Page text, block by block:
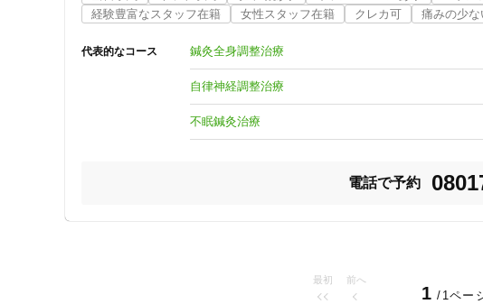
・お着替えやタオルなどのリネン類は徹底した衛生管理に努めています。
・営業時間中は常に換気扇を回し、頻回に窓を開け空気の循環をしており
・サロン入口に消毒液を設置し、患者様にはご来院時に手指消毒をお願い
・お手洗いではペーパータオルを使用していただいております。
・37.5度以上の発熱や咳などの風邪様症状がある場合は、必ず事前にお申
『かかりつけ鍼灸師』として皆さまに寄り添える鍼灸院を目指します
当サロンの鍼灸治療は、一般的によく行われる鍼をして、ビリビリと電
経験豊富なスタッフ在籍
女性スタッフ在籍 クレカ可 痛みの少
代表的なコース 鍼灸全身調整治療
自律神経調整治療
不眠鍼灸治療
電話で予約
最初 前へ
1 /1ペー